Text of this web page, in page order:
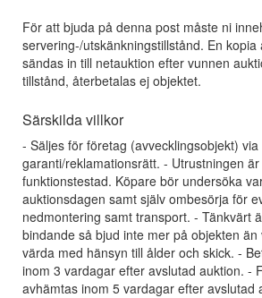
För att bjuda på denna post måste ni
servering-/utskänkningstillstånd. En kopia
sändas in till netauktion efter vunnen
tillstånd, återbetalas ej objektet.
Särskilda villkor
- Säljes för företag (avvecklingsobjekt)
garanti/reklamationsrätt. - Utrustningen
funktionstestad. Köpare bör undersöka
auktionsdagen samt själv ombesörja för
nedmontering samt transport. - Tänkvärt
bindande så bjud inte mer på objekten
värda med hänsyn till ålder och skick. -
inom 3 vardagar efter avslutad auktion. -
avhämtas inom 5 vardagar efter avslutad